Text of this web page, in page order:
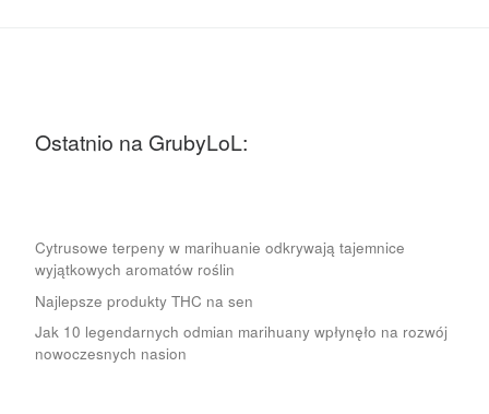
Ostatnio na GrubyLoL:
Cytrusowe terpeny w marihuanie odkrywają tajemnice
wyjątkowych aromatów roślin
Najlepsze produkty THC na sen
Jak 10 legendarnych odmian marihuany wpłynęło na rozwój
nowoczesnych nasion